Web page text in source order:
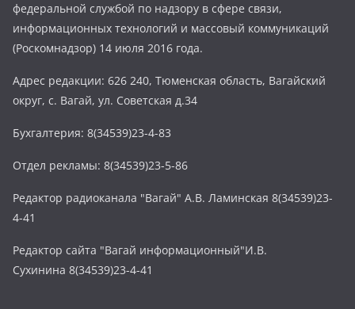
федеральной службой по надзору в сфере связи,
информационных технологий и массовый коммуникаций
(Роскомнадзор) 14 июля 2016 года.
Адрес редакции: 626 240, Тюменская область, Вагайский
округ, с. Вагай, ул. Советская д.34
Бухгалтерия: 8(34539)23-4-83
Отдел рекламы: 8(34539)23-5-86
Редактор радиоканала "Вагай" А.В. Ламинская 8(34539)23-
4-41
Редактор сайта "Вагай информационный"И.В.
Сухинина 8(34539)23-4-41